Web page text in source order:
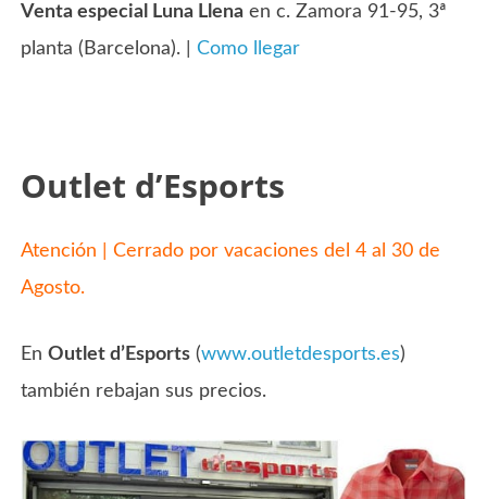
Venta especial Luna Llena en c. Zamora 91-95, 3ª
planta (Barcelona). |Como llegar
Outlet d’Esports
Atención | Cerrado por vacaciones del 4 al 30 de
Agosto.
EnOutlet d’Esports (www.outletdesports.es)
también rebajan sus precios.